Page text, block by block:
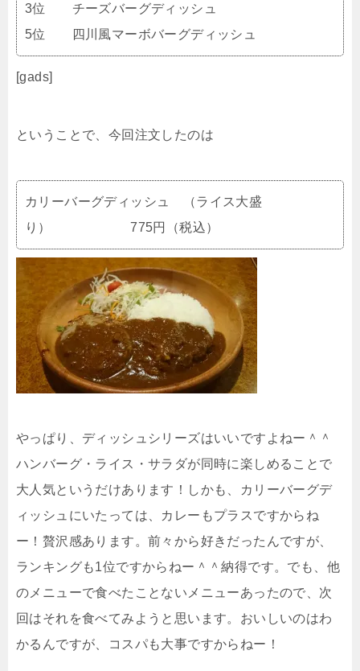
3位 チーズバーグディッシュ
5位 四川風マーボバーグディッシュ
[gads]
ということで、今回注文したのは
カリーバーグディッシュ （ライス大盛
り） 775円（税込）
やっぱり、ディッシュシリーズはいいですよねー＾＾
ハンバーグ・ライス・サラダが同時に楽しめることで
大人気というだけあります！しかも、カリーバーグデ
ィッシュにいたっては、カレーもプラスですからね
ー！贅沢感あります。前々から好きだったんですが、
ランキングも1位ですからねー＾＾納得です。でも、他
のメニューで食べたことないメニューあったので、次
回はそれを食べてみようと思います。おいしいのはわ
かるんですが、コスパも大事ですからねー！